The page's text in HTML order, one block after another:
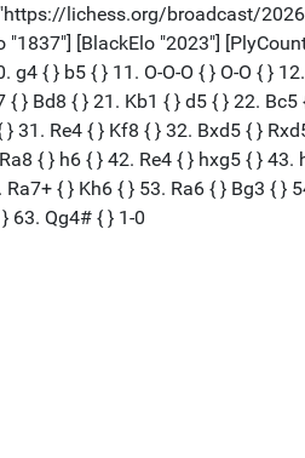
lichess.org/broadcast/
[BlackElo "2023"]
{ } b5 { } 11. O-O-O { } O-O { }
} Bd8 { } 21. Kb1 { } d5 { } 22.
Re4 { } Kf8 { } 32. Bxd5 { }
{ } h6 { } 42. Re4 { } hxg5 { }
{ } Kh6 { } 53. Ra6 { } Bg3 { }
63. Qg4# { } 1-0